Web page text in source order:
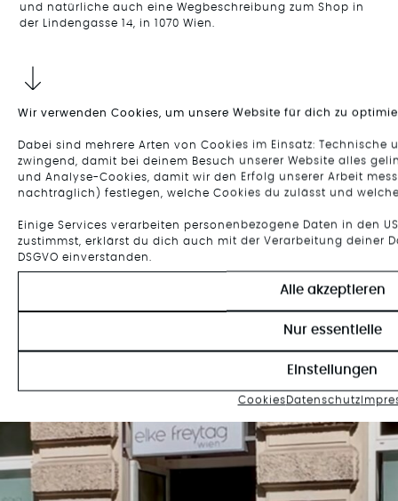
Wir verwenden Cookies, um unsere Website für dich zu
Dabei sind mehrere Arten von Cookies im Einsatz:
zwingend, damit bei deinem Besuch unserer Website alles
und Analyse-Cookies, damit wir den Erfolg unserer Arbeit
nachträglich) festlegen, welche Cookies du zulässt und
Einige Services verarbeiten personenbezogene Daten in den
zustimmst, erklärst du dich auch mit der Verarbeitung deiner
DSGVO einverstanden.
Alle akzeptieren
Nur essentielle
Einstellungen
CookiesDatenschutz
und natürliche auch eine Wegbeschreibung zum Shop in
der Lindengasse 14, in 1070 Wien.